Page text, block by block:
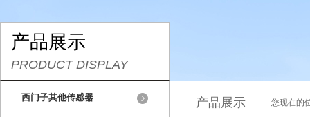
产品展示
PRODUCT DISPLAY
西门子其他传感器 产品展示 您现在的